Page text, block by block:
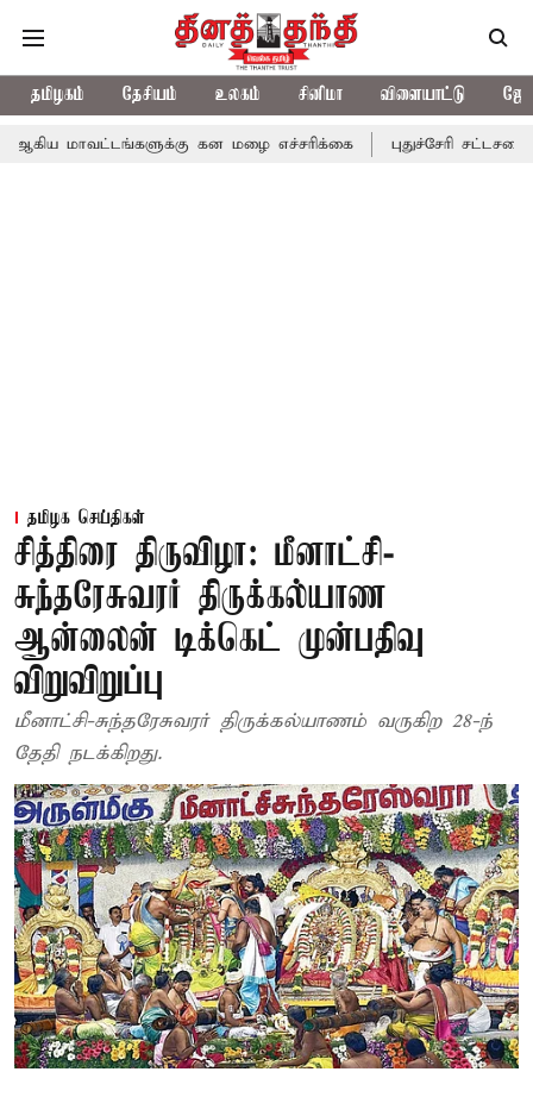
தமிழகம் தேசியம் உலகம் சினிமா விளையாட்டு
கன மழை எச்சரிக்கை புதுச்சேரி சட்டசபையில்
தமிழக செய்திகள்
சித்திரை திருவிழா: மீனாட்சி-
சுந்தரேசுவரர் திருக்கல்யாண
ஆன்லைன் டிக்கெட் முன்பதிவு
விறுவிறுப்பு
மீனாட்சி-சுந்தரேசுவரர் திருக்கல்யாணம் வருகிற 28-ந்
தேதி நடக்கிறது.